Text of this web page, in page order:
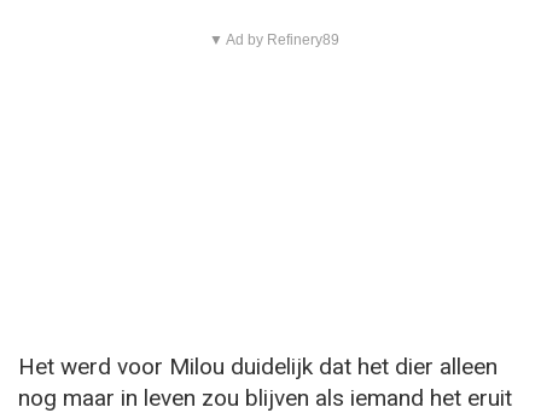
▼ Ad by Refinery89
Het werd voor Milou duidelijk dat het dier alleen
nog maar in leven zou blijven als iemand het eruit